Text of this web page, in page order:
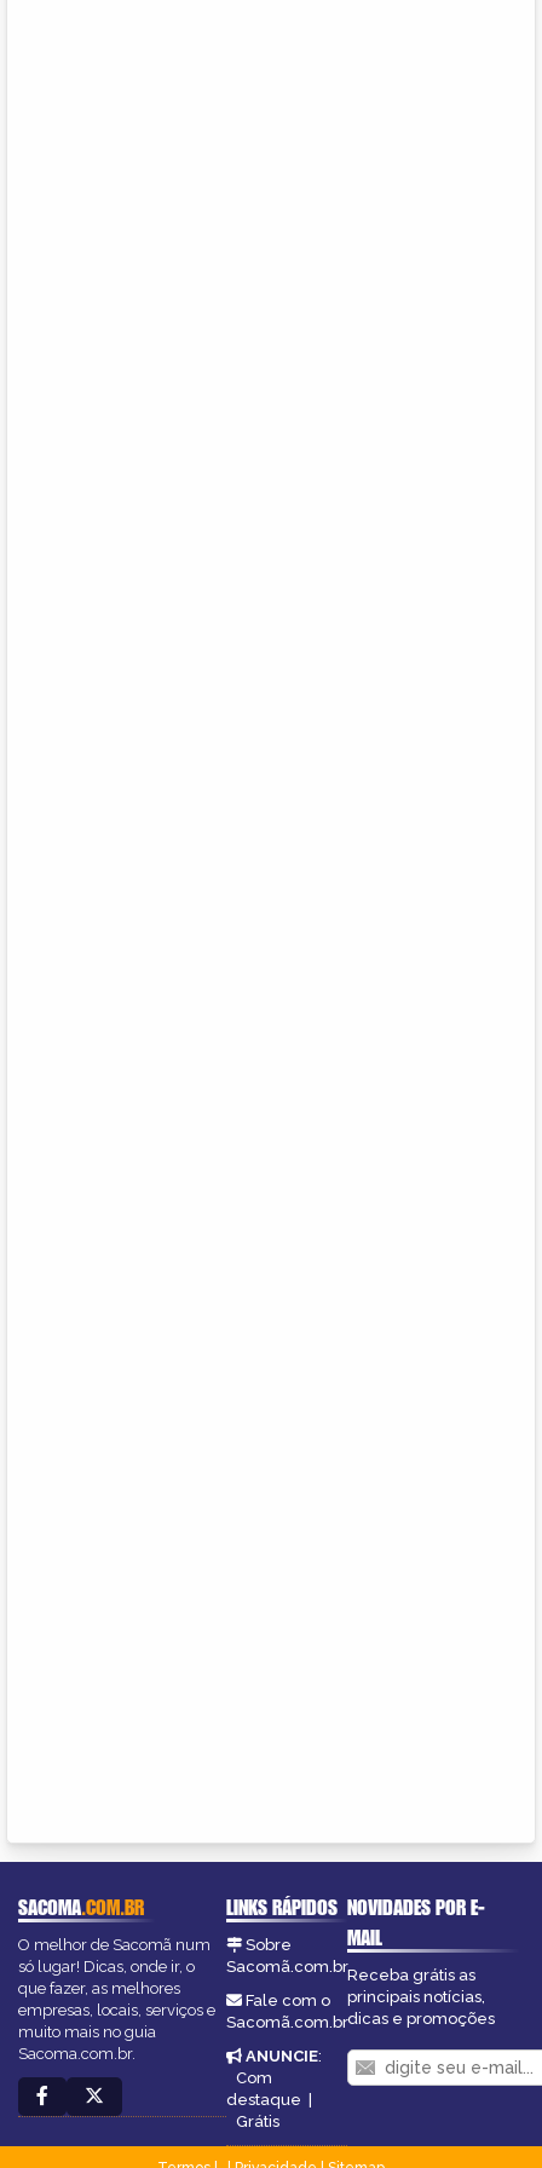
SACOMA.COM.BR
O melhor de Sacomã num
só lugar! Dicas, onde ir, o
que fazer, as melhores
empresas, locais, serviços e
muito mais no guia
Sacoma.com.br.
LINKS RÁPIDOS
Sobre
Sacomã.com.br
Fale com o
Sacomã.com.br
ANUNCIE:
Com
destaque |
Grátis
NOVIDADES POR E-
MAIL
Receba grátis as
principais notícias,
dicas e promoções